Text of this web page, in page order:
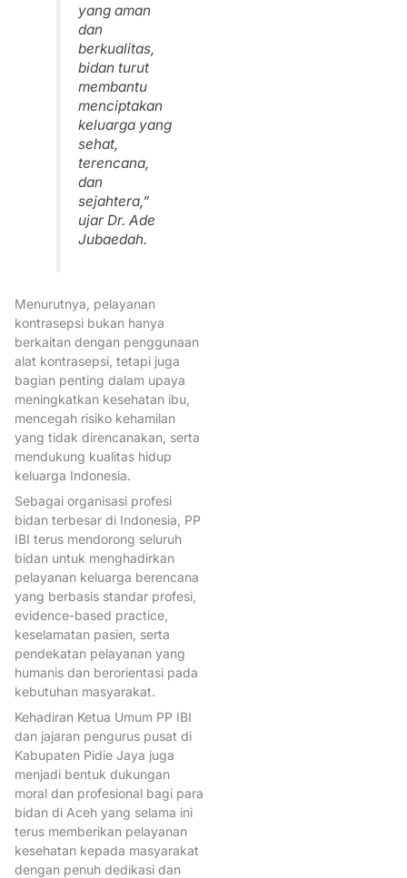
yang aman
dan
berkualitas,
bidan turut
membantu
menciptakan
keluarga yang
sehat,
terencana,
dan
sejahtera,”
ujar Dr. Ade
Jubaedah.
Menurutnya, pelayanan
kontrasepsi bukan hanya
berkaitan dengan penggunaan
alat kontrasepsi, tetapi juga
bagian penting dalam upaya
meningkatkan kesehatan ibu,
mencegah risiko kehamilan
yang tidak direncanakan, serta
mendukung kualitas hidup
keluarga Indonesia.
Sebagai organisasi profesi
bidan terbesar di Indonesia, PP
IBI terus mendorong seluruh
bidan untuk menghadirkan
pelayanan keluarga berencana
yang berbasis standar profesi,
evidence-based practice,
keselamatan pasien, serta
pendekatan pelayanan yang
humanis dan berorientasi pada
kebutuhan masyarakat.
Kehadiran Ketua Umum PP IBI
dan jajaran pengurus pusat di
Kabupaten Pidie Jaya juga
menjadi bentuk dukungan
moral dan profesional bagi para
bidan di Aceh yang selama ini
terus memberikan pelayanan
kesehatan kepada masyarakat
dengan penuh dedikasi dan